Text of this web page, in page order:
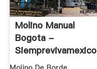
Molino Manual
Bogota -
Siemprevivamexico